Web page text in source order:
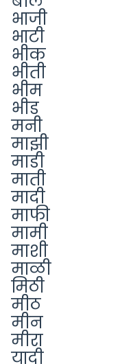
भाजी
भाटी
भीक
भीती
भीम
भीड
मनी
माझी
माडी
माती
मादी
माफी
मामी
माशी
माळी
मिठी
मीठ
मीन
मीरा
यादी